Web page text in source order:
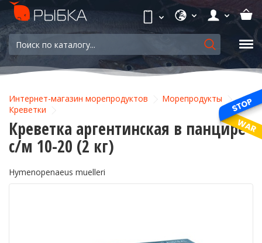
Интернет-магазин морепродуктов
Морепродукты
Креветки
Креветка аргентинская в панцире
с/м 10-20 (2 кг)
Hymenopenaeus muelleri